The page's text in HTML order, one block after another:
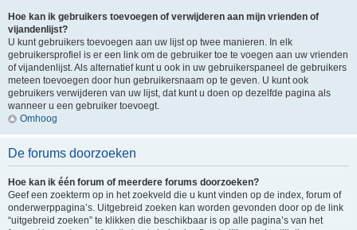
Hoe kan ik gebruikers toevoegen of verwijderen aan mijn vrienden of
vijandenlijst?
U kunt gebruikers toevoegen aan uw lijst op twee manieren. In elk
gebruikersprofiel is er een link om de gebruiker toe te voegen aan uw vrienden
of vijandenlijst. Als alternatief kunt u ook in uw gebruikerspaneel de gebruikers
meteen toevoegen door hun gebruikersnaam op te geven. U kunt ook
gebruikers verwijderen van uw lijst, dat kunt u doen op dezelfde pagina als
wanneer u een gebruiker toevoegt.
Omhoog
De forums doorzoeken
Hoe kan ik één forum of meerdere forums doorzoeken?
Geef een zoekterm op in het zoekveld die u kunt vinden op de index, forum of
onderwerppagina’s. Uitgebreid zoeken kan worden gevonden door op de link
“uitgebreid zoeken” te klikken die beschikbaar is op alle pagina’s van het